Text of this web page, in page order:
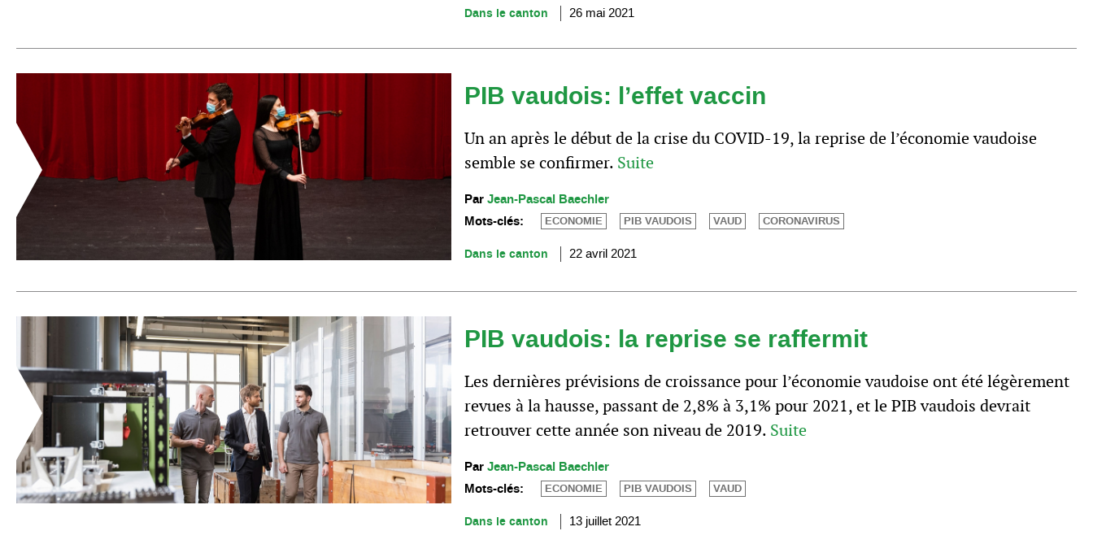
Dans le canton 26 mai 2021
PIB vaudois: l’effet vaccin
Un an après le début de la crise du COVID-19, la reprise de l’économie vaudoise
semble se confirmer. Suite
ParJean-Pascal Baechler
Mots-clés:
ECONOMIE PIB VAUDOIS VAUD CORONAVIRUS
Dans le canton 22 avril 2021
PIB vaudois: la reprise se raffermit
Les dernières prévisions de croissance pour l’économie vaudoise ont été légèrement
revues à la hausse, passant de 2,8% à 3,1% pour 2021, et le PIB vaudois devrait
retrouver cette année son niveau de 2019. Suite
ParJean-Pascal Baechler
Mots-clés:
ECONOMIE PIB VAUDOIS VAUD
Dans le canton 13 juillet 2021